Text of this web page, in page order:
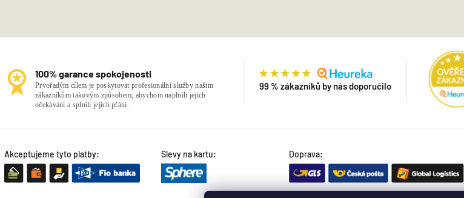
100% garance spokojenosti
Prvořadým cílem je poskytovat profesionální služby našim
zákazníkům takovým způsobem, abychom naplnili jejich
očekávání a splnili jejich přání.
99 % zákazníků by nás doporučilo
Akceptujeme tyto platby: Slevy na kartu: Doprava: